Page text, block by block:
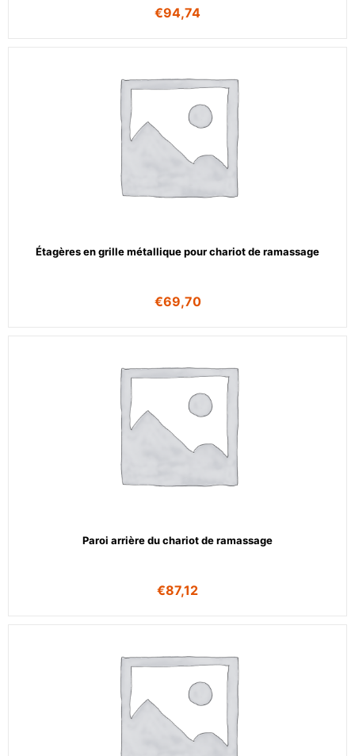
€94,74
Étagères en grille métallique pour chariot de ramassage
€69,70
Paroi arrière du chariot de ramassage
€87,12